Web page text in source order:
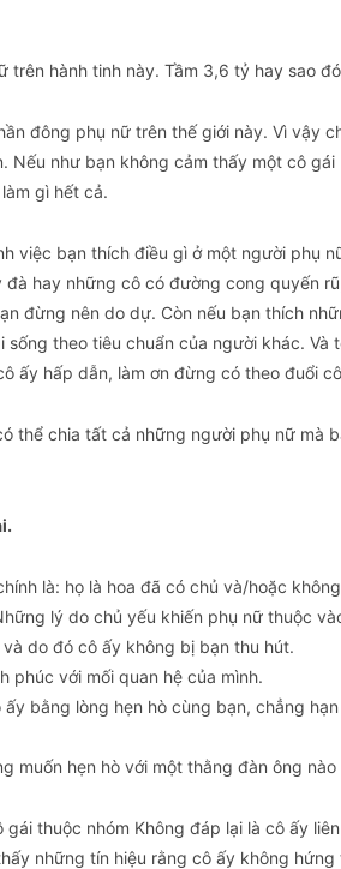
trên hành tinh này. Tầm 3,6 tỷ hay sao
đông phụ nữ trên thế giới này. Vì vậy
Nếu như bạn không cảm thấy một cô
gì hết cả.
việc bạn thích điều gì ở một người phụ
hay những cô có đường cong quyến
đừng nên do dự. Còn nếu bạn thích
theo tiêu chuẩn của người khác. Và
ấy hấp dẫn, làm ơn đừng có theo đuổi
thể chia tất cả những người phụ nữ mà
là: họ là hoa đã có chủ và/hoặc
lý do chủ yếu khiến phụ nữ thuộc
do đó cô ấy không bị bạn thu hút.
phúc với mối quan hệ của mình.
bằng lòng hẹn hò cùng bạn, chẳng
muốn hẹn hò với một thằng đàn ông
thuộc nhóm Không đáp lại là cô ấy
những tín hiệu rằng cô ấy không